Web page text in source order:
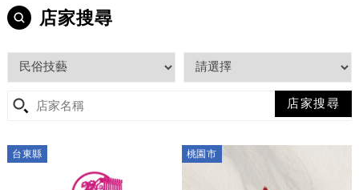
店家搜尋
台東縣 桃園市